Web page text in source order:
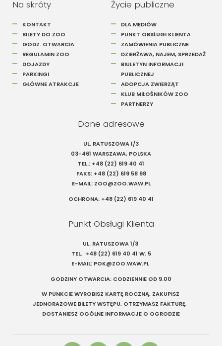
Na skróty
KONTAKT
BILETY DO ZOO
GODZ. OTWARCIA
REGULAMIN ZOO
DOJAZDY
PARKINGI
GŁÓWNE ATRAKCJE
Życie publiczne
DLA MEDIÓW
PUNKT OBSŁUGI KLIENTA
ZAMÓWIENIA PUBLICZNE
DZIERŻAWA, NAJEM, SPRZEDAŻ
BIULETYN INFORMACJI
PUBLICZNEJ
ADOPCJA ZWIERZĄT
KLUB MIŁOŚNIKÓW ZOO
PARTNERZY
Dane adresowe
UL. RATUSZOWA 1/3
03-461 WARSZAWA, POLSKA
TEL.: +48 (22) 619 40 41
FAKS: +48 (22) 619 58 98
E-MAIL: ZOO@ZOO.WAW.PL
OCHRONA: +48 (22) 619 40 41
Punkt Obsługi Klienta
UL. RATUSZOWA 1/3
TEL. +48 (22) 619 40 41 W. 5
E-MAIL: POK@ZOO.WAW.PL
GODZINY OTWARCIA: CODZIENNIE OD 9.00
W PUNKCIE WYROBISZ KARTĘ ROCZNĄ, ZAKUPISZ
JEDNORAZOWE BILETY WSTĘPU, OTRZYMASZ FAKTURĘ,
DOSTANIESZ OGÓLNE INFORMACJE O OGRODZIE